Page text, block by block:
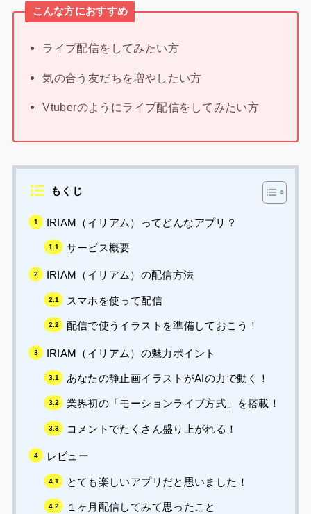
こんな方におすすめ
ライブ配信をしてみたい方
気の合う友だちを増やしたい方
Vtuberのようにライブ配信をしてみたい方
もくじ
IRIAM（イリアム）ってどんなアプリ？
サービス概要
IRIAM（イリアム）の配信方法
スマホを使って配信
配信で使うイラストを準備しておこう！
IRIAM（イリアム）の魅力ポイント
あなたの静止画イラストがAIの力で動く！
業界初の「モーションライブ方式」を搭載！
コメントでたくさん盛り上がれる！
レビュー
とても楽しいアプリだと思いました！
１ヶ月配信してみて思ったこと